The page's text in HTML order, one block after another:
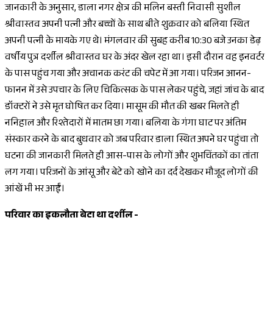
जानकारी के अनुसार, डाला नगर क्षेत्र की मलिन बस्ती निवासी सुशील
श्रीवास्तव अपनी पत्नी और बच्चों के साथ बीते शुक्रवार को बलिया स्थित
अपनी पत्नी के मायके गए थे। मंगलवार की सुबह करीब 10:30 बजे उनका डेढ़
वर्षीय पुत्र दर्शील श्रीवास्तव घर के अंदर खेल रहा था। इसी दौरान वह इनवर्टर
के पास पहुंच गया और अचानक करंट की चपेट में आ गया। परिजन आनन-
फानन में उसे उपचार के लिए चिकित्सक के पास लेकर पहुंचे, जहां जांच के बाद
डॉक्टरों ने उसे मृत घोषित कर दिया। मासूम की मौत की खबर मिलते ही
ननिहाल और रिश्तेदारों में मातम छा गया। बलिया के गंगा घाट पर अंतिम
संस्कार करने के बाद बुधवार को जब परिवार डाला स्थित अपने घर पहुंचा तो
घटना की जानकारी मिलते ही आस-पास के लोगों और शुभचिंतकों का तांता
लग गया। परिजनों के आंसू और बेटे को खोने का दर्द देखकर मौजूद लोगों की
आंखें भी भर आईं।
परिवार का इकलौता बेटा था दर्शील -